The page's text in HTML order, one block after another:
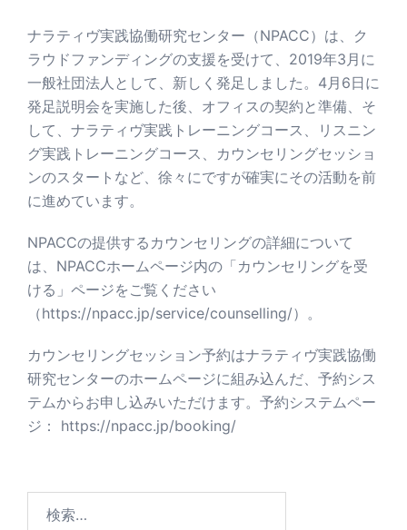
ナラティヴ実践協働研究センター（NPACC）は、ク
ラウドファンディングの支援を受けて、2019年3月に
一般社団法人として、新しく発足しました。4月6日に
発足説明会を実施した後、オフィスの契約と準備、そ
して、ナラティヴ実践トレーニングコース、リスニン
グ実践トレーニングコース、カウンセリングセッショ
ンのスタートなど、徐々にですが確実にその活動を前
に進めています。
NPACCの提供するカウンセリングの詳細について
は、NPACCホームページ内の「カウンセリングを受
ける」ページをご覧ください
（https://npacc.jp/service/counselling/）。
カウンセリングセッション予約はナラティヴ実践協働
研究センターのホームページに組み込んだ、予約シス
テムからお申し込みいただけます。予約システムペー
ジ： https://npacc.jp/booking/